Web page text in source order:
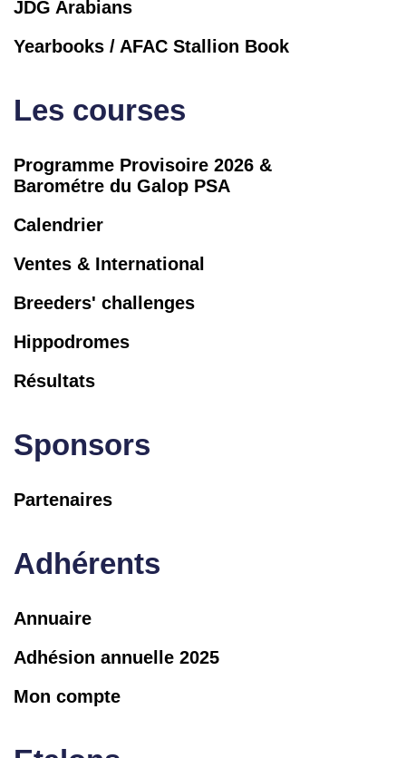
JDG Arabians
Yearbooks / AFAC Stallion Book
Les courses
Programme Provisoire 2026 &
Barométre du Galop PSA
Calendrier
Ventes & International
Breeders' challenges
Hippodromes
Résultats
Sponsors
Partenaires
Adhérents
Annuaire
Adhésion annuelle 2025
Mon compte